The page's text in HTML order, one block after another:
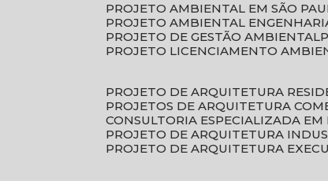
PROJETO AMBIENTAL EM SÃO
PROJETO AMBIENTAL
PROJETO DE GESTÃO AMBIENTAL
PROJETO LICENCIAMENTO
PROJETO DE ARQUITETURA
PROJETOS DE ARQUITETURA
CONSULTORIA ESPECIALIZADA
PROJETO DE ARQUITETURA
PROJETO DE ARQUITETURA